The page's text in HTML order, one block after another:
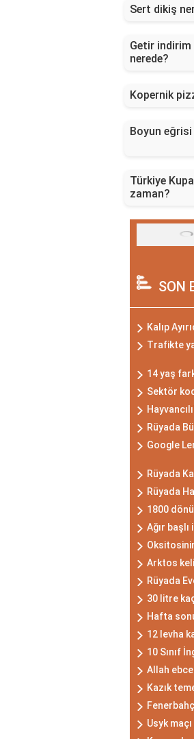
Sert dikiş
Getir indirim
nerede?
Kopernik
Boyun eğrisi
Türkiye
zaman?
SON
Kalıp
Trafikte
14 yaş
Sektör
Rüyada
Google
Rüyada
Rüyada
1800
Ağır
Arktos
Rüyada
30 litre
Hafta
12 levha
10 Sınıf
Allah
Kazık
Usyk